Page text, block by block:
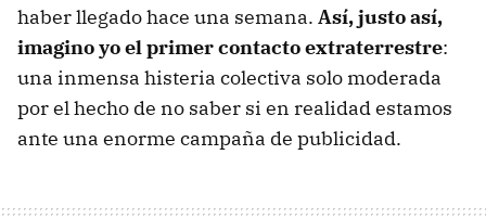
haber llegado hace una semana. Así, justo así,
imagino yo el primer contacto extraterrestre:
una inmensa histeria colectiva solo moderada
por el hecho de no saber si en realidad estamos
ante una enorme campaña de publicidad.